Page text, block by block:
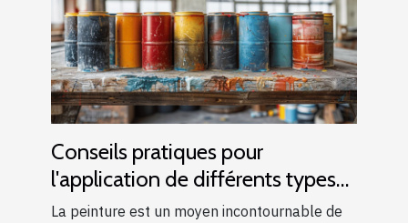
Conseils pratiques pour
l'application de différents types
de peintures
La peinture est un moyen incontournable de